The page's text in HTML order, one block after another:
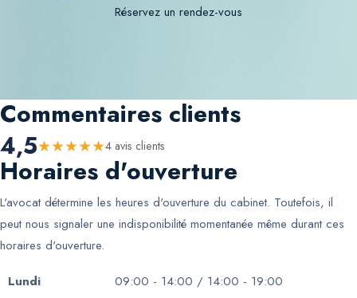
Réservez un rendez-vous
Commentaires clients
4,5★★★★★4 avis clients
Horaires d'ouverture
L'avocat détermine les heures d'ouverture du cabinet. Toutefois, il
peut nous signaler une indisponibilité momentanée même durant ces
horaires d'ouverture.
Lundi
09:00 - 14:00 / 14:00 - 19:00